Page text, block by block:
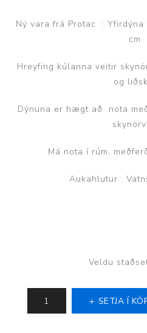
Ný vara frá Protac :
cm
Hreyfing kúlanna veitir
og
Dýnuna er hægt að nota
Má nota í rúm,
Aukahlutur :
Veldu
SETJA Í